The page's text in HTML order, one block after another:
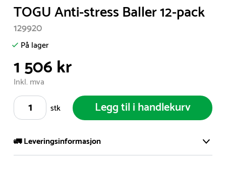
of
1
TOGU Anti-stress Baller 12-pack
129920
På lager
1 506 kr
Inkl. mva
stk
Legg til i handlekurv
🚛 Leveringsinformasjon